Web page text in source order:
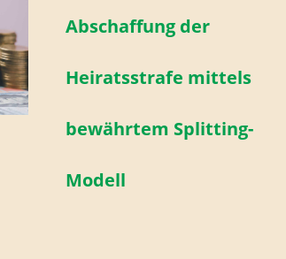
Abschaffung der
Heiratsstrafe mittels
bewährtem Splitting-
Modell